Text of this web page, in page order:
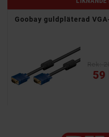
Goobay guldpläterad
59
Pris